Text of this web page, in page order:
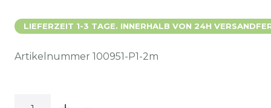
LIEFERZEIT 1-3 TAGE. INNERHALB VON 24H
Artikelnummer 100951-P1-2m